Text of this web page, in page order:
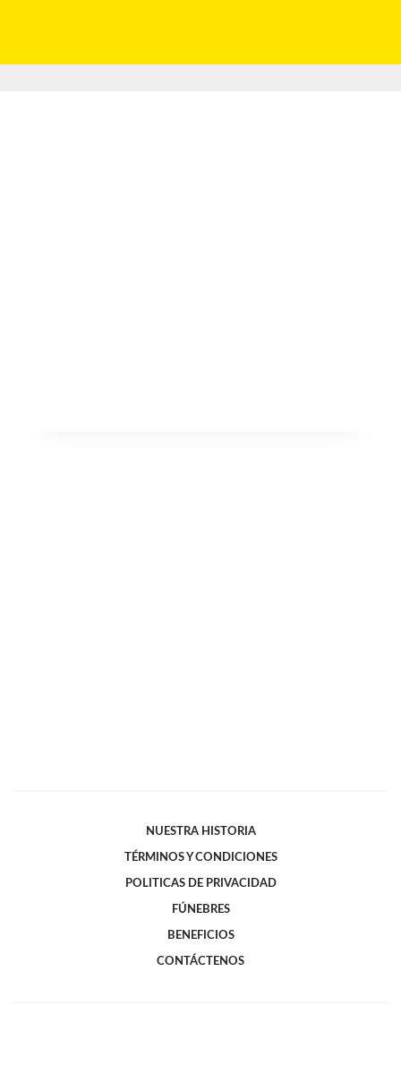
NUESTRA HISTORIA
TÉRMINOS Y CONDICIONES
POLITICAS DE PRIVACIDAD
FÚNEBRES
BENEFICIOS
CONTÁCTENOS